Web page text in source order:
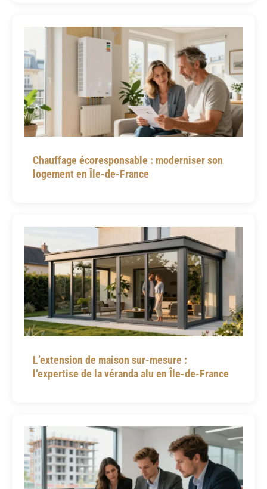
Chauffage écoresponsable : moderniser son
logement en Île-de-France
L’extension de maison sur-mesure :
l’expertise de la véranda alu en Île-de-France